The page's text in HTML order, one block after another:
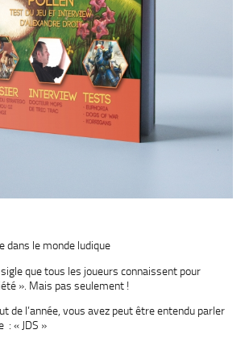
dans le monde ludique
sigle que tous les joueurs connaissent pour
». Mais pas seulement !
de l’année, vous avez peut être entendu parler
: « JDS »